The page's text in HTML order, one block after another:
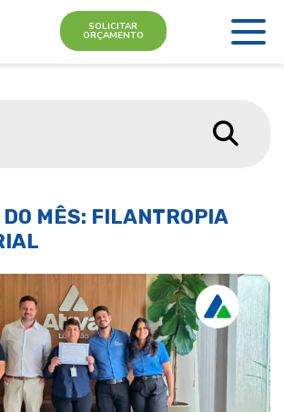
SOLICITAR
ORÇAMENTO
DO MÊS: FILANTROPIA